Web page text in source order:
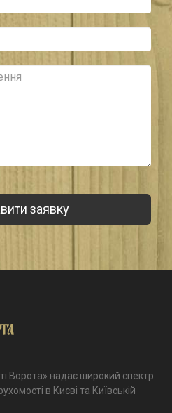
Ворота» надає широкий спектр
в Києві та Київській